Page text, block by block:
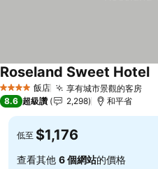
4 星級 飯店 享有城市景觀的客房查
Roseland Sweet Hotel
8.6 超級讚 2,298 和平省
低至 $1,176
查看其他 6 個網站的價格